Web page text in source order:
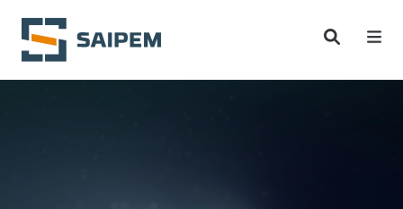
Salta al contenuto principale